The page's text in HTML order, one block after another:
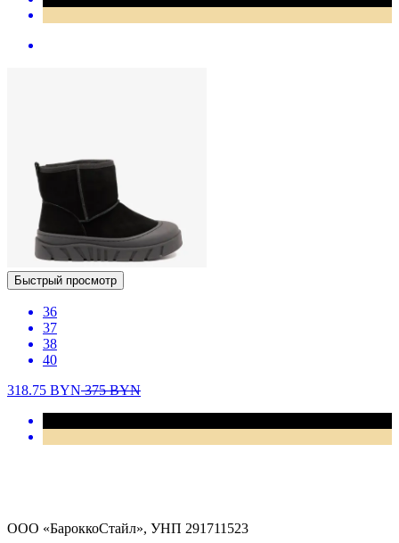
Быстрый просмотр
36
37
38
40
318.75 BYN375BYN
ООО «БароккоСтайл», УНП 291711523